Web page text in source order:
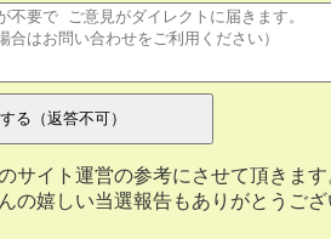
サイト運営の参考にさせて頂きます
の嬉しい当選報告もありがとうござ